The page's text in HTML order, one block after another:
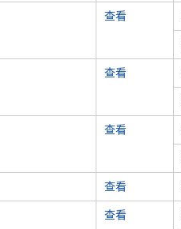
查看
查看
查看
查看
查看